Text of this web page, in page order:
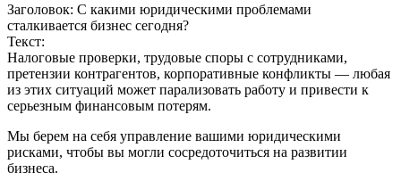
Заголовок: С какими юридическими проблемами
сталкивается бизнес сегодня?
Текст:
Налоговые проверки, трудовые споры с сотрудниками,
претензии контрагентов, корпоративные конфликты — любая
из этих ситуаций может парализовать работу и привести к
серьезным финансовым потерям.
Мы берем на себя управление вашими юридическими
рисками, чтобы вы могли сосредоточиться на развитии
бизнеса.